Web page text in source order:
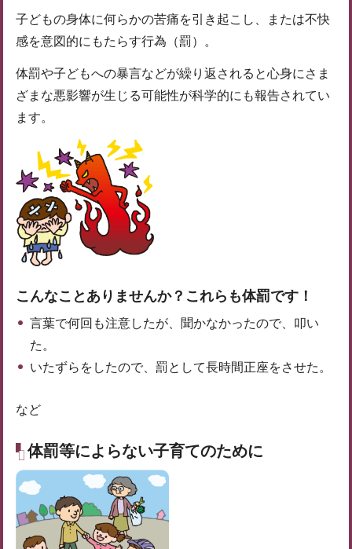
子どもの身体に何らかの苦痛を引き起こし、または不快
感を意図的にもたらす行為（罰）。
体罰や子どもへの暴言などが繰り返されると心身にさま
ざまな悪影響が生じる可能性が科学的にも報告されてい
ます。
こんなことありませんか？これらも体罰です！
言葉で何回も注意したが、聞かなかったので、叩い
た。
いたずらをしたので、罰として長時間正座をさせた。
など
体罰等によらない子育てのために